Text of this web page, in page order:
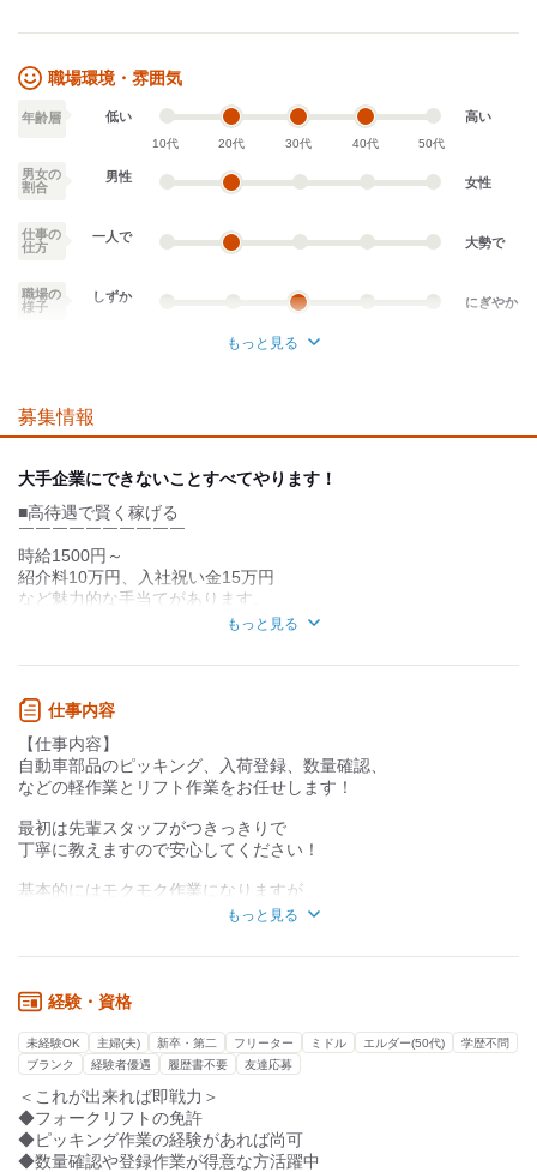
時給1500円×2時間×20日
＋時給1,875円×6時間×20日
＝285,000円
【夜勤残業ありの場合】
上記＋75,000円＝360,000円
1人あたり10万円
(初勤務から3ヶ月後)
職場環境・雰囲気
年齢層 低い
10代 20代 30代 40代 50代
高い
男女の
割合
男性 女性
仕事の
仕方
一人で 大勢で
職場の
様子
しずか にぎやか
個性が生かせる
デスクワーク
お客様との対話が
少ない
力仕事が少ない
もっと見る
募集情報
大手企業にできないことすべてやります！
■高待遇で賢く稼げる
￣￣￣￣￣￣￣￣￣￣
時給1500円～
紹介料10万円、入社祝い金15万円
など魅力的な手当てがあります。
お仕事が慣れてきた方は時給UPも可能！
■日払い週払い、前借りOK
￣￣￣￣￣￣￣￣￣￣￣￣￣
給料の日払い、週払いはもちろん
給料の前渡しも可能です！
その他こういったことがして欲しい等
働きやすい環境を全力で提供します！
■安定した仕事量
安定して働くことが出来ます！
■職場見学、体験OK！
￣￣￣￣￣￣￣￣￣￣￣
実際にどんなことをするのか、
どんな人が働いているのか、
気になることや不安も多いと思います。
なので事前に見学や体験も可能なので
不安を払拭してから入社できます！
もっと見る
仕事内容
【仕事内容】
自動車部品のピッキング、入荷登録、数量確認、
などの軽作業とリフト作業をお任せします！
最初は先輩スタッフがつきっきりで
丁寧に教えますので安心してください！
基本的にはモクモク作業になりますが
もちろん分からないことがあれば
楽しくしっかり稼ぎましょう！
お待ちしています！
もっと見る
経験・資格
未経験OK 主婦(夫) 新卒・第二 フリーター ミドル エルダー(50代)
学歴不問
ブランク
経験者優遇 履歴書不要 友達応募
＜これが出来れば即戦力＞
◆フォークリフトの免許
◆ピッキング作業の経験があれば尚可
◆数量確認や登録作業が得意な方活躍中